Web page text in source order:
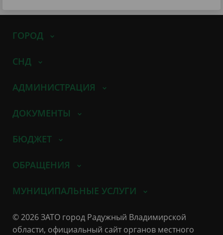
ГОРОД
СНД
АДМИНИСТРАЦИЯ
ДОКУМЕНТЫ
БЮДЖЕТ
ОБРАЩЕНИЯ
МУНИЦИПАЛЬНЫЕ УСЛУГИ
© 2026 ЗАТО город Радужный Владимирской
области, официальный сайт органов местного